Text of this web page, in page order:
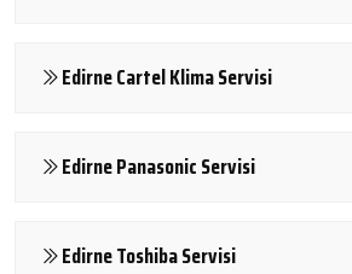
Edirne Cartel Klima Servisi
Edirne Panasonic Servisi
Edirne Toshiba Servisi